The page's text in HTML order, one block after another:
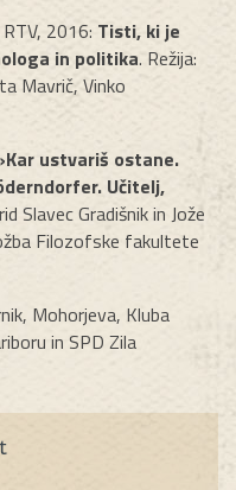
2016: Tisti, ki je
in politika. Režija:
Mavrič, Vinko
ustvariš ostane.
Učitelj,
Slavec Gradišnik in Jože
Filozofske fakultete
Mohorjeva, Kluba
in SPD Zila